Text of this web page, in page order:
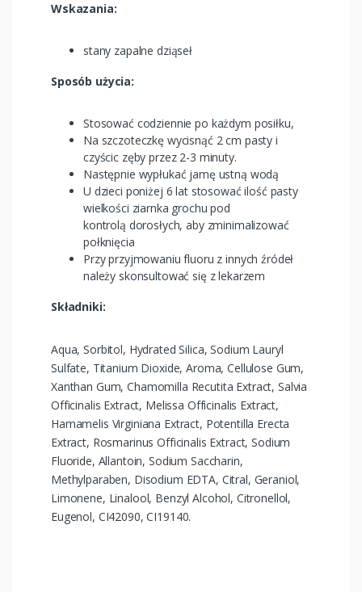
Wskazania:
stany zapalne dziąseł
Sposób użycia:
Stosować codziennie po każdym posiłku,
Na szczoteczkę wycisnąć 2 cm pasty i
czyścic zęby przez 2-3 minuty.
Następnie wypłukać jamę ustną wodą
U dzieci poniżej 6 lat stosować ilość pasty
wielkości ziarnka grochu pod
kontrolą dorosłych, aby zminimalizować
połknięcia
Przy przyjmowaniu fluoru z innych źródeł
należy skonsultować się z lekarzem
Składniki:
Aqua, Sorbitol, Hydrated Silica, Sodium Lauryl
Sulfate, Titanium Dioxide, Aroma, Cellulose Gum,
Xanthan Gum, Chamomilla Recutita Extract, Salvia
Officinalis Extract, Melissa Officinalis Extract,
Hamamelis Virginiana Extract, Potentilla Erecta
Extract, Rosmarinus Officinalis Extract, Sodium
Fluoride, Allantoin, Sodium Saccharin,
Methylparaben, Disodium EDTA, Citral, Geraniol,
Limonene, Linalool, Benzyl Alcohol, Citronellol,
Eugenol, CI42090, CI19140.